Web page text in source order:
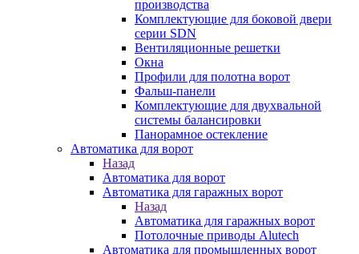
производства
Комплектующие для боковой двери
серии SDN
Вентиляционные решетки
Окна
Профили для полотна ворот
Фальш-панели
Комплектующие для двухвальной
системы балансировки
Панорамное остекление
Автоматика для ворот
Назад
Автоматика для ворот
Автоматика для гаражных ворот
Назад
Автоматика для гаражных ворот
Потолочные приводы Alutech
Автоматика для промышленных ворот